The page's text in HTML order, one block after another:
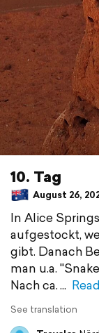
10. Tag
August 26,
In Alice
aufgestockt,
gibt. Danach
man u.a.
Nach ca.
See translation